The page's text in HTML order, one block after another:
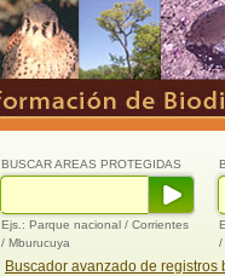
/
BUSCAR AREAS PROTEGIDAS
Ejs.: Parque nacional / Corrientes
/ Mburucuya
Buscador avanzado de registros